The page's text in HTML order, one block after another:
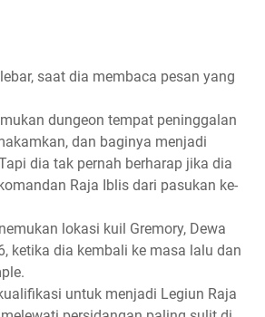
saat dia membaca pesan yang
dungeon tempat peninggalan
dan baginya menjadi
dia tak pernah berharap jika dia
Raja Iblis dari pasukan ke-
lokasi kuil Gremory, Dewa
ketika dia kembali ke masa lalu dan
untuk menjadi Legiun Raja